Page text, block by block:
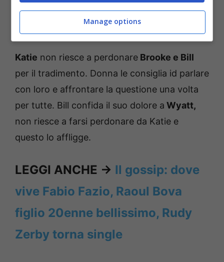
Katie non riesce a
perdonare Brooke e Bill
Katie non riesce a perdonare Brooke e Bill
per il tradimento. Donna le consiglia id parlare
con loro e affrontare la questione una volta
per tutte. Bill confida il suo dolore a Wyatt,
non riesce a farsi perdonare da Katie e
questo lo affligge.
LEGGI ANCHE -> Il gossip: dove
vive Fabio Fazio, Raoul Bova
figlio 20enne bellissimo, Rudy
Zerby torna single
Manage options